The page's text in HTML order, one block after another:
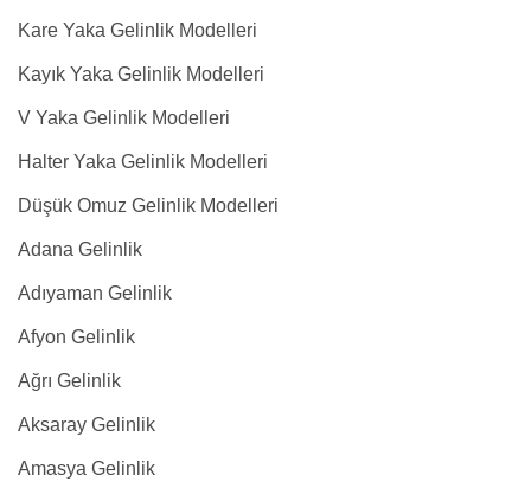
Kare Yaka Gelinlik Modelleri
Kayık Yaka Gelinlik Modelleri
V Yaka Gelinlik Modelleri
Halter Yaka Gelinlik Modelleri
Düşük Omuz Gelinlik Modelleri
Adana Gelinlik
Adıyaman Gelinlik
Afyon Gelinlik
Ağrı Gelinlik
Aksaray Gelinlik
Amasya Gelinlik